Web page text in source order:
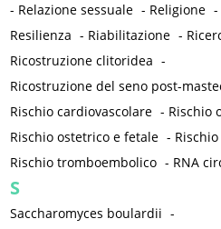
- Relazione sessuale - Religione -
Resilienza - Riabilitazione -
Ricostruzione clitoridea -
Ricostruzione del seno post-
Rischio cardiovascolare - Rischio
Rischio ostetrico e fetale -
Rischio tromboembolico - RNA
S
Saccharomyces boulardii -